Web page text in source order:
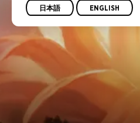
日本語 ENGLISH